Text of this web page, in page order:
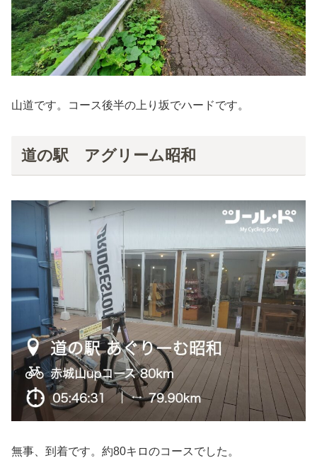
山道です。コース後半の上り坂でハードです。
道の駅 アグリーム昭和
無事、到着です。約80キロのコースでした。